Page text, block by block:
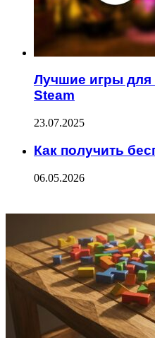
Лучшие игры для
Steam
23.07.2025
Как получить
06.05.2026